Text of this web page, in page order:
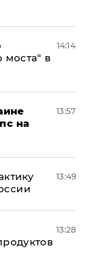
моста" в
14:14
на
13:57
13:49
13:28